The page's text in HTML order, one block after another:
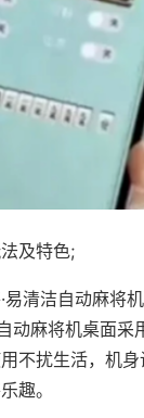
及特色;
·易清洁自动麻
动麻将机桌面
不扰生活，机
趣。